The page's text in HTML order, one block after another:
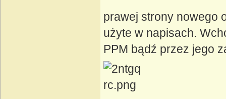
prawej strony nowego
użyte w napisach.
PPM bądź przez jego